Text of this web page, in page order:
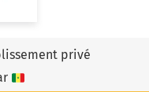
privé